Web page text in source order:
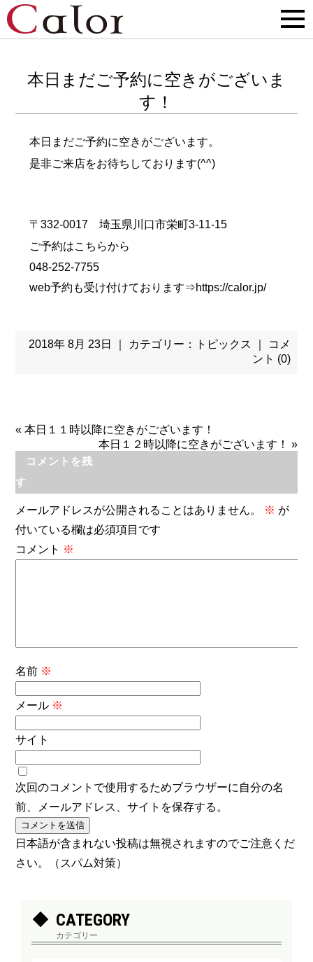
本日まだご予約に空きがございま
す！
本日まだご予約に空きがございます。
是非ご来店をお待ちしております(^^)
〒332-0017 埼玉県川口市栄町3-11-15
ご予約はこちらから
048-252-7755
web予約も受け付けております⇒https://calor.jp/
2018年 8月 23日 ｜ カテゴリー： トピックス
コメ
ント (0)
«本日１１時以降に空きがございます！
本日１２時以降に空きがございます！
»
コメントを残
す
メールアドレスが公開されることはありません。 ※ が
付いている欄は必須項目です
コメント ※
名前 ※
メール ※
サイト
次回のコメントで使用するためブラウザーに自分の名
前、メールアドレス、サイトを保存する。
日本語が含まれない投稿は無視されますのでご注意くだ
さい。（スパム対策）
CATEGORY
カテゴリー